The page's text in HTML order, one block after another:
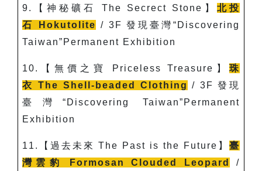
9. 【神秘礦石 The Secrect Stone 】 北投
石
Hokutolite / 3F發現臺灣“Discovering
Taiwan”Permanent Exhibition
10. 【無價之寶 Priceless Treasure 】珠
衣The Shell-beaded Clothing / 3F發現
臺灣“Discovering Taiwan”Permanent
Exhibition
11. 【過去未來 The Past is the Future】 臺
灣雲豹
Formosan Clouded Leopard
/